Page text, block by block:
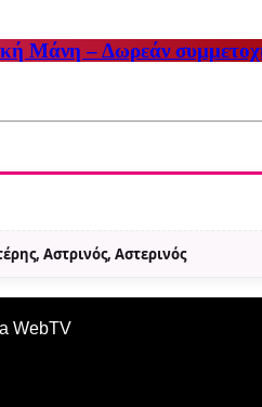
Μάνη – Δωρεάν
Αστρινός, Αστερινός
WebTV